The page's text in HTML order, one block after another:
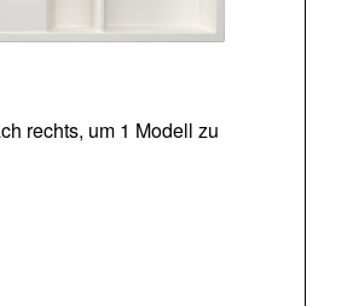
rechts, um 1 Modell zu